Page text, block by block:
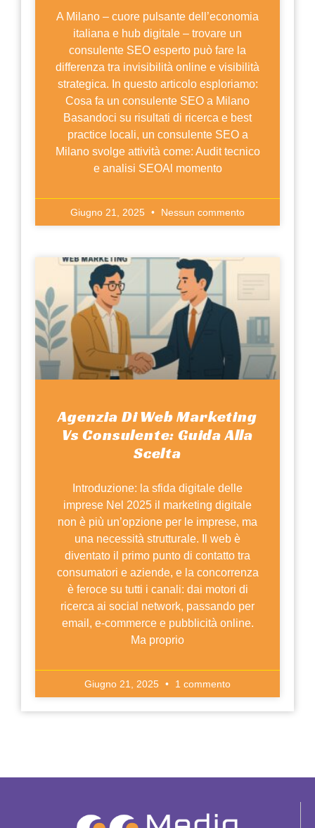
A Milano – cuore pulsante dell’economia
italiana e hub digitale – trovare un
consulente SEO esperto può fare la
differenza tra invisibilità online e visibilità
strategica. In questo articolo esploriamo:
Cosa fa un consulente SEO a Milano
Basandoci su risultati di ricerca e best
practice locali, un consulente SEO a
Milano svolge attività come: Audit tecnico
e analisi SEOAl momento
Giugno 21, 2025 Nessun commento
Agenzia Di Web Marketing
Vs Consulente: Guida Alla
Scelta
Introduzione: la sfida digitale delle
imprese Nel 2025 il marketing digitale
non è più un’opzione per le imprese, ma
una necessità strutturale. Il web è
diventato il primo punto di contatto tra
consumatori e aziende, e la concorrenza
è feroce su tutti i canali: dai motori di
ricerca ai social network, passando per
email, e-commerce e pubblicità online.
Ma proprio
Giugno 21, 2025 1 commento